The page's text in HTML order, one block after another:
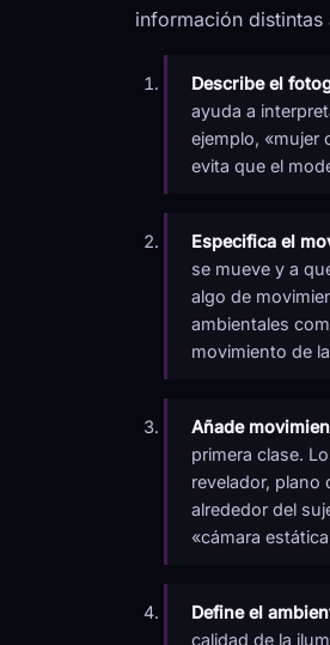
información distintas
Describe el
ayuda a
ejemplo, «mujer
evita que el
Especifica el
se mueve y a
algo de
ambientales
movimiento de
Añade
primera clase.
revelador, plano
alrededor del
«cámara
Define el
calidad de la